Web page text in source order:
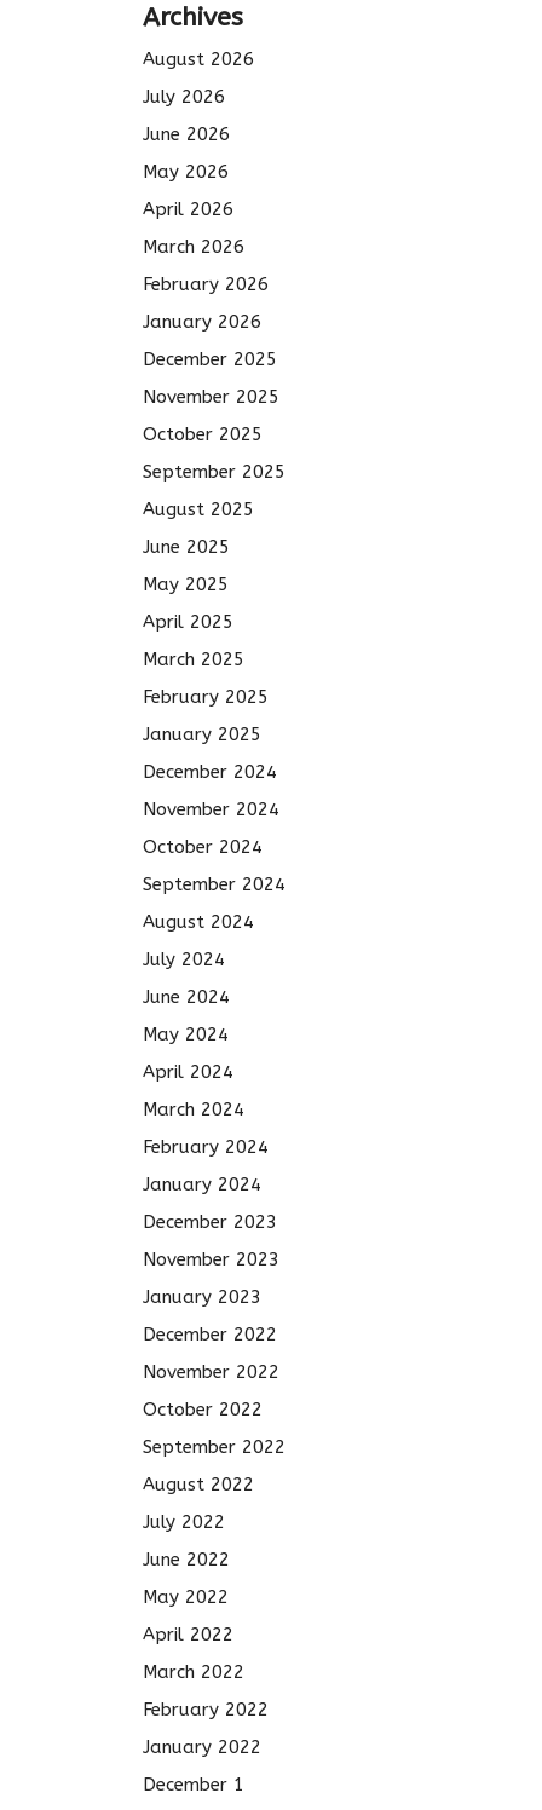
Archives
August 2026
July 2026
June 2026
May 2026
April 2026
March 2026
February 2026
January 2026
December 2025
November 2025
October 2025
September 2025
August 2025
June 2025
May 2025
April 2025
March 2025
February 2025
January 2025
December 2024
November 2024
October 2024
September 2024
August 2024
July 2024
June 2024
May 2024
April 2024
March 2024
February 2024
January 2024
December 2023
November 2023
January 2023
December 2022
November 2022
October 2022
September 2022
August 2022
July 2022
June 2022
May 2022
April 2022
March 2022
February 2022
January 2022
December 1